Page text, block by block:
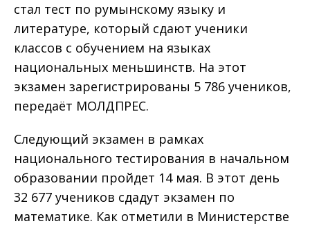
стал тест по румынскому языку и
литературе, который сдают ученики
классов с обучением на языках
национальных меньшинств. На этот
экзамен зарегистрированы 5 786 учеников,
передаёт МОЛДПРЕС.
Следующий экзамен в рамках
национального тестирования в начальном
образовании пройдет 14 мая. В этот день
32 677 учеников сдадут экзамен по
математике. Как отметили в Министерстве